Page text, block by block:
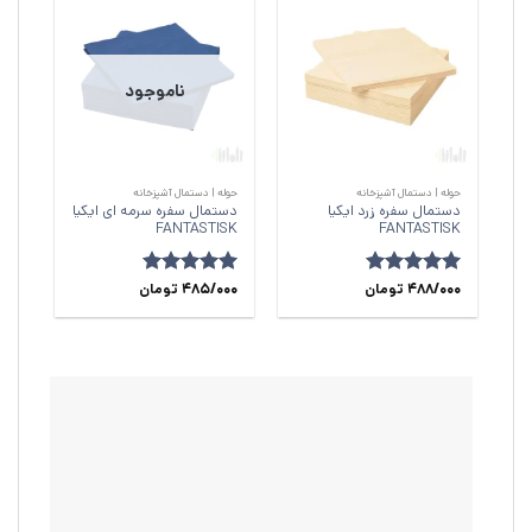
حوله | دستمال آشپزخانه
دستمال سفره زرد ایکیا
FANTASTISK
امتیاز5از 488/000 تومان
ناموجود
حوله | دستمال آشپزخانه
دستمال سفره سرمه ای ایکیا
FANTASTISK
امتیاز5از 485/000 تومان